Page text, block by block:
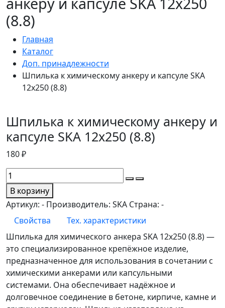
(8.8)
Главная
Каталог
Доп. принадлежности
Шпилька к химическому анкеру и капсуле SKA
12х250 (8.8)
Шпилька к химическому анкеру и
капсуле SKA 12х250 (8.8)
180 ₽
В корзину
Артикул: - Производитель: SKA Страна: -
Свойства
Тех. характеристики
Шпилька для химического анкера SKA 12х250 (8.8) —
это специализированное крепёжное изделие,
предназначенное для использования в сочетании с
химическими анкерами или капсульными
системами. Она обеспечивает надёжное и
долговечное соединение в бетоне, кирпиче, камне и